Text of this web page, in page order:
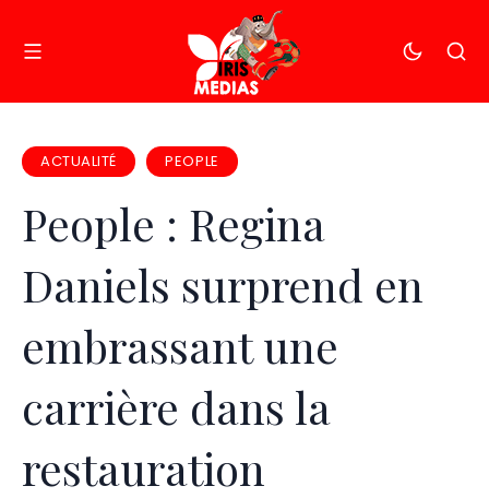
ACTUALITÉ PEOPLE
People : Regina
Daniels surprend en
embrassant une
carrière dans la
restauration